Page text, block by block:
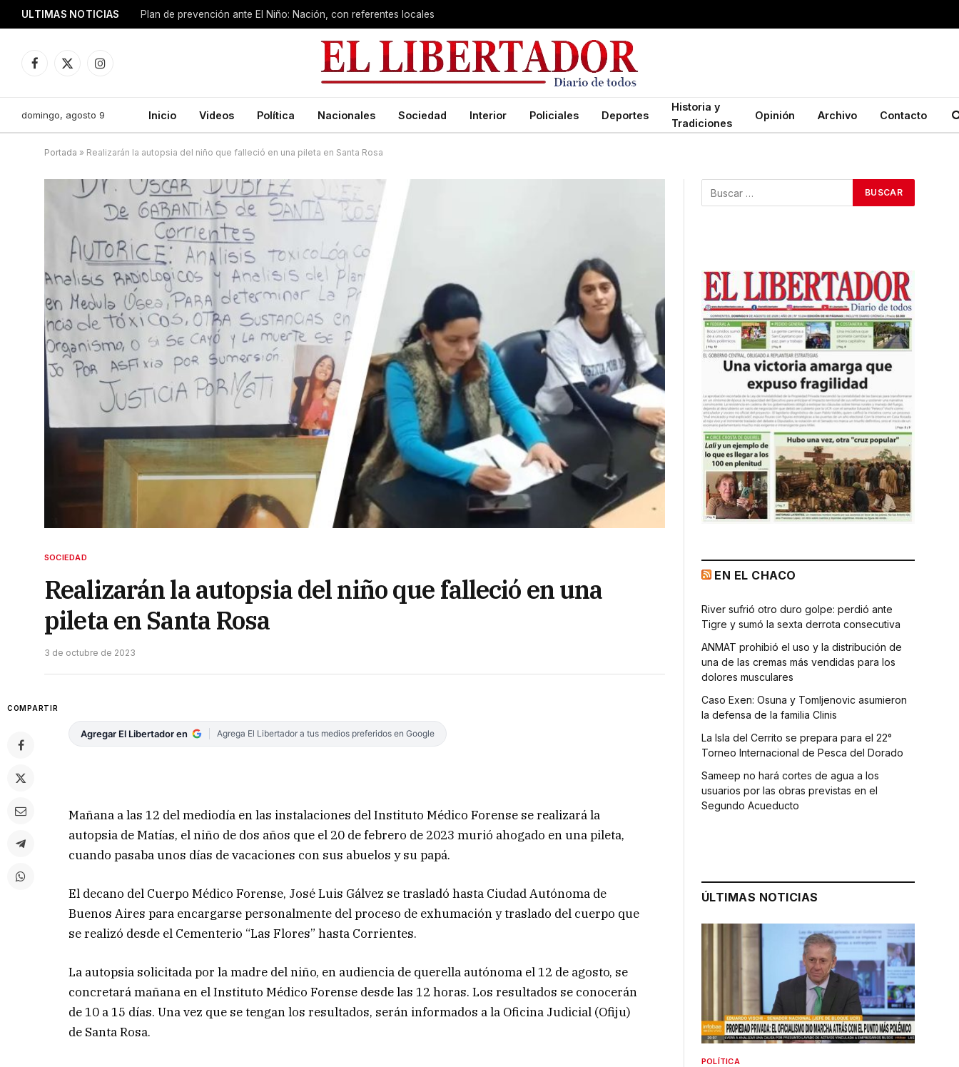
ULTIMAS NOTICIAS Plan de prevención ante El Niño: Nación, con referentes locales
Facebook
X
Instagram
domingo, agosto 9 Inicio Videos Política Nacionales Sociedad Interior Policiales Deportes
Historia y
Tradiciones
Opinión Archivo Contacto
Portada » Realizarán la autopsia del niño que falleció en una pileta en Santa Rosa
SOCIEDAD
Realizarán la autopsia del niño que falleció en una
pileta en Santa Rosa
3 de octubre de 2023
COMPARTIR
Agregar El Libertador en Agrega El Libertador a tus medios preferidos en Google
Mañana a las 12 del mediodía en las instalaciones del Instituto Médico Forense se realizará la
autopsia de Matías, el niño de dos años que el 20 de febrero de 2023 murió ahogado en una pileta,
cuando pasaba unos días de vacaciones con sus abuelos y su papá.
El decano del Cuerpo Médico Forense, José Luis Gálvez se trasladó hasta Ciudad Autónoma de
Buenos Aires para encargarse personalmente del proceso de exhumación y traslado del cuerpo que
se realizó desde el Cementerio “Las Flores” hasta Corrientes.
La autopsia solicitada por la madre del niño, en audiencia de querella autónoma el 12 de agosto, se
concretará mañana en el Instituto Médico Forense desde las 12 horas. Los resultados se conocerán
de 10 a 15 días. Una vez que se tengan los resultados, serán informados a la Oficina Judicial (Ofiju)
de Santa Rosa.
EN EL CHACO
River sufrió otro duro golpe: perdió ante
Tigre y sumó la sexta derrota consecutiva
ANMAT prohibió el uso y la distribución de
una de las cremas más vendidas para los
dolores musculares
Caso Exen: Osuna y Tomljenovic asumieron
la defensa de la familia Clinis
La Isla del Cerrito se prepara para el 22°
Torneo Internacional de Pesca del Dorado
Sameep no hará cortes de agua a los
usuarios por las obras previstas en el
Segundo Acueducto
ÚLTIMAS NOTICIAS
POLÍTICA